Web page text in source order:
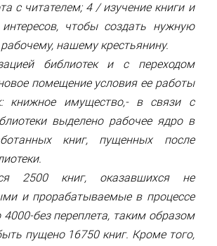
с читателем; 4 / изучение книги и
интересов, чтобы создать нужную
нашему крестьянину.
библиотек и с переходом
помещение условия ее работы
книжное имущество,- в связи с
выделено рабочее ядро в
книг, пущенных после
книг, оказавшихся не
и прорабатываемые в процессе
без переплета, таким образом
пущено 16750 книг. Кроме того,